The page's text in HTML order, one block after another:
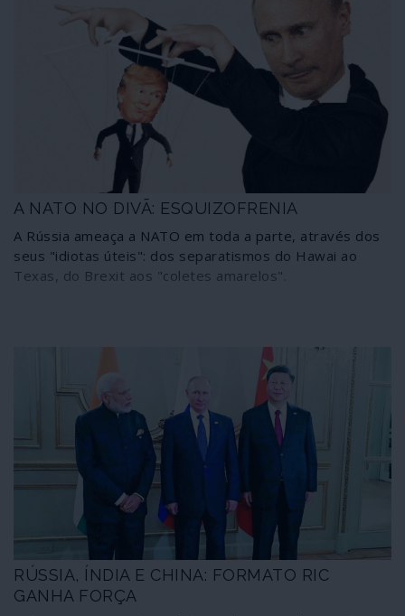
A NATO NO DIVÃ: ESQUIZOFRENIA
A Rússia ameaça a NATO em toda a parte, através dos
seus "idiotas úteis": dos separatismos do Hawai ao
Texas, do Brexit aos "coletes amarelos".
RÚSSIA, ÍNDIA E CHINA: FORMATO RIC
GANHA FORÇA